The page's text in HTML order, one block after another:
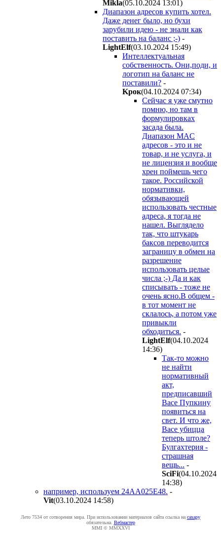
Mikla(05.10.2024 13:01)
Диапазон адресов купить хотел.
Даже денег было, но бухи
зарубили идею - не знали как
поставить на баланс ;-) -
LightElf(03.10.2024 15:49)
Интеллектуальная
собственность. Они,поди, и
логотип на баланс не
поставили? -
Kpoк(04.10.2024 07:34)
Сейчас я уже смутно
помню, но там в
формулировках
засада была.
Диапазон MAC
адресов - это и не
товар, и не услуга, и
не лицензия и вообще
хрен поймешь чего
такое. Российской
нормативки,
обязывающей
использовать честные
адреса, я тогда не
нашел. Выглядело
так, что штукарь
баксов переводится
заграницу в обмен на
разрешение
использовать целые
числа ;-) Да и как
списывать - тоже не
очень ясно.В общем -
в тот момент не
склалось, а потом уже
привыкли
обходиться. -
LightElf(04.10.2024
14:36)
Так-то можно
не найти
нормативный
акт,
предписавший
Васе Пупкину
появиться на
свет. И что же,
Васе убицца
теперь штоле?
Булгахтерия -
страшная
вещь... -
SciFi(04.10.2024
14:38)
например, используем 24AA025E48. -
Vit(03.10.2024 14:58)
Лето 7534 от сотворения мира. При использовании материалов сайта ссылка на caxapу
обязательна. Вебмастер
MMI © MMXXVI